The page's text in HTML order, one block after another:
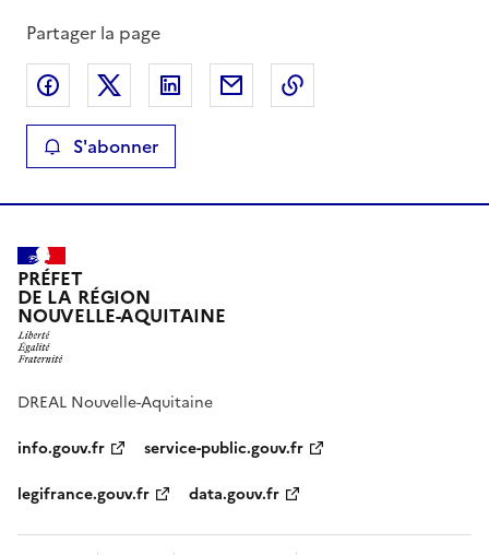
Partager la page
Partager sur Facebook
Partager sur XPartager sur LinkedIn
Partager par email
S'abonner
PRÉFET
DE LA RÉGION
NOUVELLE-AQUITAINE
DREAL Nouvelle-Aquitaine
info.gouv.fr
service-public.gouv.fr
legifrance.gouv.fr
data.gouv.fr